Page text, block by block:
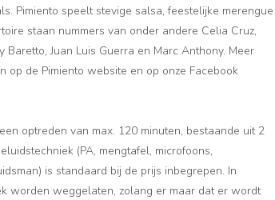
Pimiento speelt stevige salsa, feestelijke merengue
staan nummers van onder andere Celia Cruz,
Baretto, Juan Luis Guerra en Marc Anthony. Meer
op de Pimiento website en op onze Facebook
optreden van max. 120 minuten, bestaande uit 2
(PA, mengtafel, microfoons,
is standaard bij de prijs inbegrepen. In
worden weggelaten, zolang er maar dat er wordt